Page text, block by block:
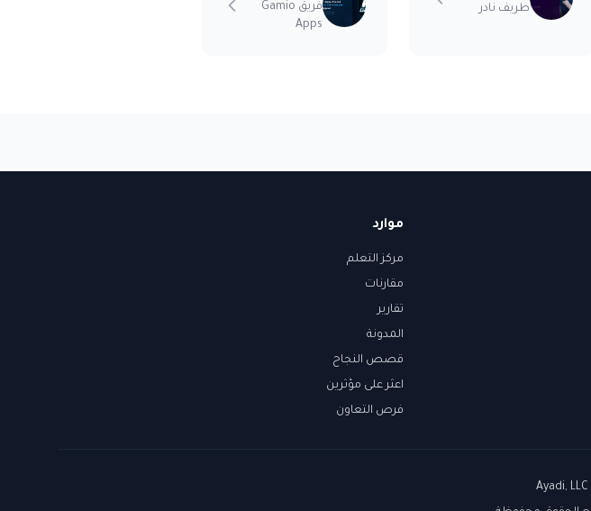
طريف نادر
فريق Gamio
Apps
موارد
مركز التعلم
مقارنات
تقارير
المدونة
قصص النجاح
اعثر على مؤثرين
فرص التعاون
Ayadi, LLC